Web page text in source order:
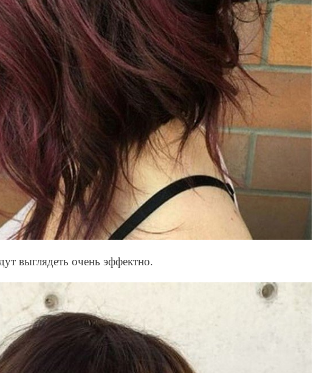
выглядеть очень эффектно.